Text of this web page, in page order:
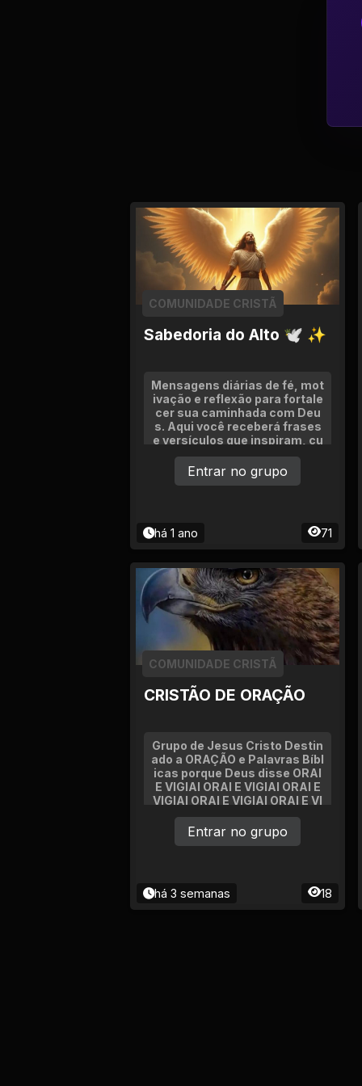
Sabedoria do Alto 🕊 ✨
COMUNIDADE CRISTÃ
Mensagens diárias de fé, mot
ivação e reflexão para fortale
cer sua caminhada com Deu
s. Aqui você receberá frases
e versículos que inspiram, cu
ram e trazem paz ao coração.
Sem correntes, política ou dis
cussões. Só palavras que edif
há 1 ano 71
Entrar no grupo
CRISTÃO DE ORAÇÃO
COMUNIDADE CRISTÃ
Grupo de Jesus Cristo Destin
ado a ORAÇÃO e Palavras Bíbl
icas porque Deus disse ORAI
E VIGIAI ORAI E VIGIAI ORAI E
VIGIAI ORAI E VIGIAI ORAI E VI
GIAI ORAI E VIGIAI ORAI E VIGI
AI ORAI E VIGIAI ORAI E VIGIAI
há 3 semanas 18
Entrar no grupo